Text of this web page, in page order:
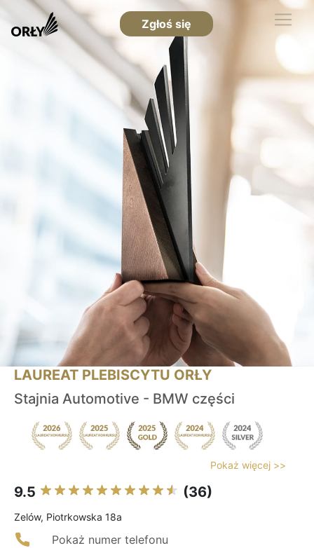
Zgłoś się
LAUREAT PLEBISCYTU ORŁY
Stajnia Automotive - BMW części
Pokaż więcej >>
9.5 (36)
Zelów, Piotrkowska 18a
Pokaż numer telefonu